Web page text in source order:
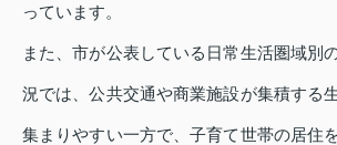
っています。
また、市が公表している日常生活圏域別
況では、公共交通や商業施設が集積する
集まりやすい一方で、子育て世帯の居住